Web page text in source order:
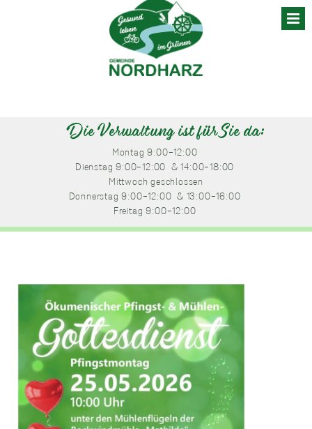
Die Verwaltung ist für Sie da:
Montag 9:00-12:00
Dienstag 9:00-12:00 & 14:00-18:00
Mittwoch geschlossen
Donnerstag 9:00-12:00 & 13:00-16:00
Freitag 9:00-12:00
unverzichtbare
Cookies
Diese Cookies sind
unverzichtbar,